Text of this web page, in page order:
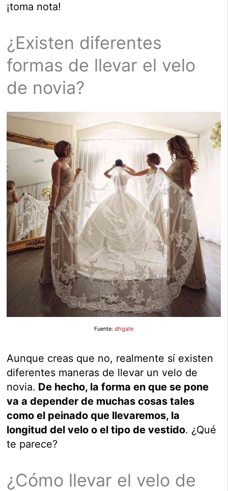
¡toma nota!
¿Existen diferentes
formas de llevar el velo
de novia?
Fuente: dhgate
Aunque creas que no, realmente sí existen
diferentes maneras de llevar un velo de
novia. De hecho, la forma en que se pone
va a depender de muchas cosas tales
como el peinado que llevaremos, la
longitud del velo o el tipo de vestido. ¿Qué
te parece?
¿Cómo llevar el velo de